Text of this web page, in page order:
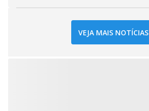
VEJA MAIS NOTÍCIAS